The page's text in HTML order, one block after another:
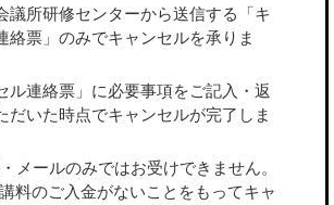
議所研修センターから送信する「キ
絡票」のみでキャンセルを承りま
ル連絡票」に必要事項をご記入・返
だいた時点でキャンセルが完了しま
メールのみではお受けできません。
料のご入金がないことをもってキャ